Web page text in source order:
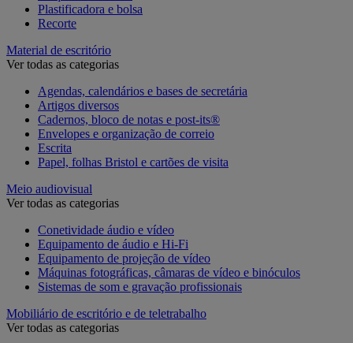
Plastificadora e bolsa
Recorte
Material de escritório
Ver todas as categorias
Agendas, calendários e bases de secretária
Artigos diversos
Cadernos, bloco de notas e post-its®
Envelopes e organização de correio
Escrita
Papel, folhas Bristol e cartões de visita
Meio audiovisual
Ver todas as categorias
Conetividade áudio e vídeo
Equipamento de áudio e Hi-Fi
Equipamento de projeção de vídeo
Máquinas fotográficas, câmaras de vídeo e binóculos
Sistemas de som e gravação profissionais
Mobiliário de escritório e de teletrabalho
Ver todas as categorias